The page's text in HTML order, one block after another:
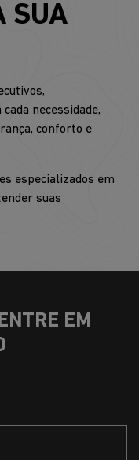
SUA
necessidade,
conforto e
especializados em
suas
EM